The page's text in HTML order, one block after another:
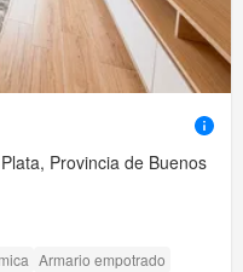
Provincia de Buenos
Armario empotrado